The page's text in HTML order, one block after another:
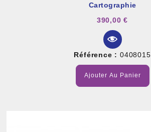
Cartographie
390,00 €
Référence : 0408015
Ajouter Au Panier